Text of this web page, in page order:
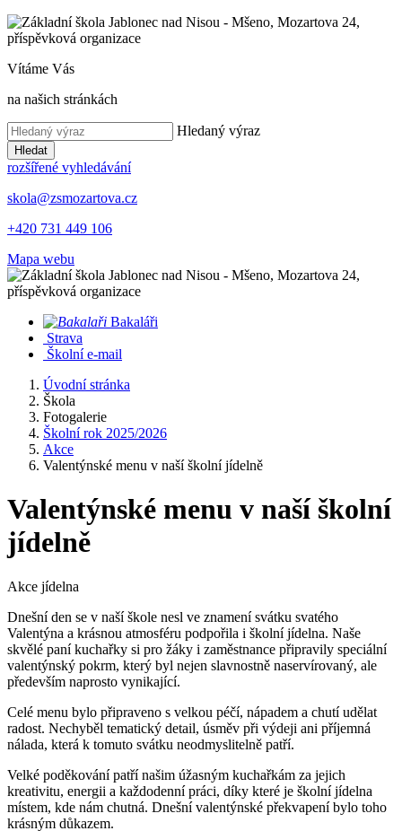
Vítáme Vás
na našich stránkách
Hledaný výraz
Hledat
rozšířené vyhledávání
skola@zsmozartova.cz
+420 731 449 106
Mapa webu
Bakaláři
Strava
Školní e-mail
Úvodní stránka
Škola
Fotogalerie
Školní rok 2025/2026
Akce
Valentýnské menu v naší školní jídelně
Valentýnské menu v naší školní
jídelně
Akce jídelna
Dnešní den se v naší škole nesl ve znamení svátku svatého
Valentýna a krásnou atmosféru podpořila i školní jídelna. Naše
skvělé paní kuchařky si pro žáky i zaměstnance připravily speciální
valentýnský pokrm, který byl nejen slavnostně naservírovaný, ale
především naprosto vynikající.
Celé menu bylo připraveno s velkou péčí, nápadem a chutí udělat
radost. Nechyběl tematický detail, úsměv při výdeji ani příjemná
nálada, která k tomuto svátku neodmyslitelně patří.
Velké poděkování patří našim úžasným kuchařkám za jejich
kreativitu, energii a každodenní práci, díky které je školní jídelna
místem, kde nám chutná. Dnešní valentýnské překvapení bylo toho
krásným důkazem.